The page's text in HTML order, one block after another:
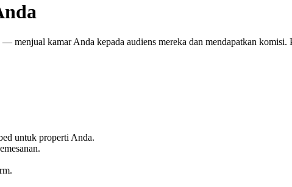
menjual kamar Anda kepada audiens mereka dan mendapatkan komisi.
untuk properti Anda.